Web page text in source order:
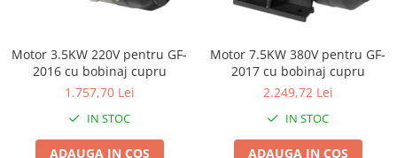
Biciclete electrice
Triciclete
Motoburghie si accesorii
Accesorii motoburghie
Motor 3.5KW 220V pentru GF-
2016 cu bobinaj cupru
1.757,70 Lei
IN STOC
ADAUGA IN COS
Motor 7.5KW 380V pentru GF-
2017 cu bobinaj cupru
2.249,72 Lei
IN STOC
ADAUGA IN COS